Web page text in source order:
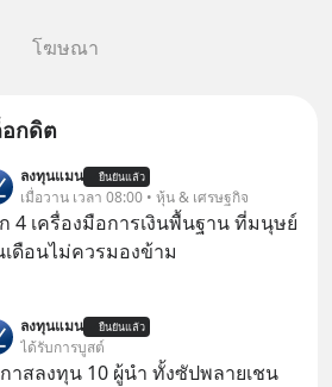
โฆษณา
กดิต
ลงทุนแมน ยืนยันแล้ว
เมื่อวาน เวลา 08:00 • หุ้น & เศรษฐกิจ
4 เครื่องมือการเงินพื้นฐาน ที่มนุษย์
เดือนไม่ควรมองข้าม
ลงทุนแมน ยืนยันแล้ว
ได้รับการบูสต์
าสลงทุน 10 ผู้นำ ทั้งซัปพลายเชน